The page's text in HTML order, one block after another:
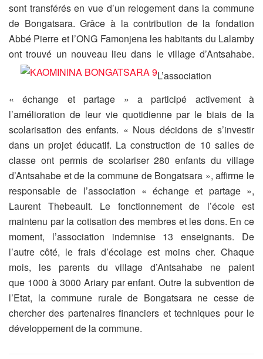
sont transférés en vue d’un relogement dans la commune
de Bongatsara. Grâce à la contribution de la fondation
Abbé Pierre et l’ONG Famonjena les habitants du Lalamby
ont trouvé un nouveau lieu dans le village d’Antsahabe.
L’association
« échange et partage » a participé activement à
l’amélioration de leur vie quotidienne par le biais de la
scolarisation des enfants. « Nous décidons de s’investir
dans un projet éducatif. La construction de 10 salles de
classe ont permis de scolariser 280 enfants du village
d’Antsahabe et de la commune de Bongatsara », affirme le
responsable de l’association « échange et partage »,
Laurent Thebeault. Le fonctionnement de l’école est
maintenu par la cotisation des membres et les dons. En ce
moment, l’association indemnise 13 enseignants. De
l’autre côté, le frais d’écolage est moins cher. Chaque
mois, les parents du village d’Antsahabe ne paient
que 1000 à 3000 Ariary par enfant. Outre la subvention de
l’Etat, la commune rurale de Bongatsara ne cesse de
chercher des partenaires financiers et techniques pour le
développement de la commune.